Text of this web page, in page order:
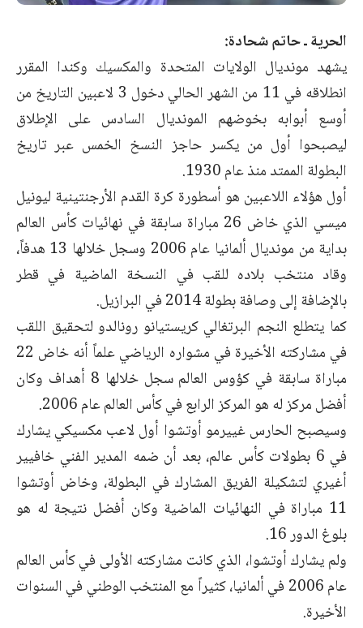
الحرية ـ حاتم شحادة:
يشهد مونديال الولايات المتحدة والمكسيك وكندا المقرر
انطلاقه في 11 من الشهر الحالي دخول 3 لاعبين التاريخ من
أوسع أبوابه بخوضهم المونديال السادس على الإطلاق
ليصبحوا أول من يكسر حاجز النسخ الخمس عبر تاريخ
البطولة الممتد منذ عام 1930.
أول هؤلاء اللاعبين هو أسطورة كرة القدم الأرجنتينية ليونيل
ميسي الذي خاض 26 مباراة سابقة في نهائيات كأس العالم
بداية من مونديال ألمانيا عام 2006 وسجل خلالها 13 هدفاً،
وقاد منتخب بلاده للقب في النسخة الماضية في قطر
بالإضافة إلى وصافة بطولة 2014 في البرازيل.
كما يتطلع النجم البرتغالي كريستيانو رونالدو لتحقيق اللقب
في مشاركته الأخيرة في مشواره الرياضي علماً أنه خاض 22
مباراة سابقة في كؤوس العالم سجل خلالها 8 أهداف وكان
أفضل مركز له هو المركز الرابع في كأس العالم عام 2006.
وسيصبح الحارس غييرمو أوتشوا أول لاعب مكسيكي يشارك
في 6 بطولات كأس عالم، بعد أن ضمه المدير الفني خافيير
أغيري لتشكيلة الفريق المشارك في البطولة، وخاض أوتشوا
11 مباراة في النهائيات الماضية وكان أفضل نتيجة له هو
بلوغ الدور 16.
ولم يشارك أوتشوا، الذي كانت مشاركته الأولى في كأس العالم
عام 2006 في ألمانيا، كثيراً مع المنتخب الوطني في السنوات
الأخيرة.